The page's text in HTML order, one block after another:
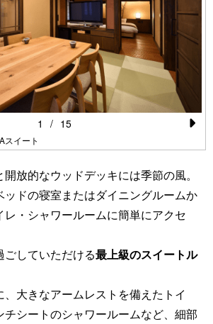
スイート
xt
1 / 15
放的なウッドデッキには季節の風。
ッドの寝室またはダイニングルームか
レ・シャワールームに簡単にアクセ
ごしていただける最上級のスイートル
大きなアームレストを備えたトイ
チシートのシャワールームなど、細部